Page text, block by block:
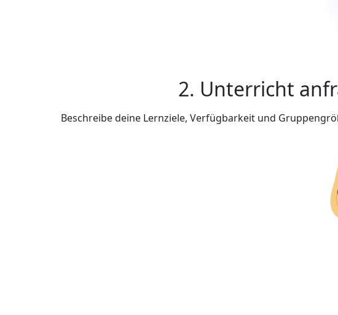
2. Unterricht
Beschreibe deine Lernziele, Verfügbarkeit und